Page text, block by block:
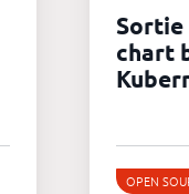
Sortie
chart
OPEN